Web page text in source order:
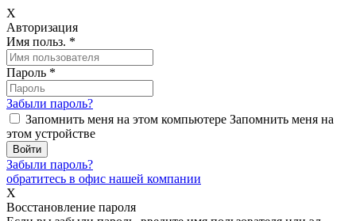
X
Авторизация
Имя польз. *
Пароль *
Забыли пароль?
Запомнить меня на этом компьютере Запомнить меня на
этом устройстве
Забыли пароль?
обратитесь в офис нашей компании
X
Восстановление пароля